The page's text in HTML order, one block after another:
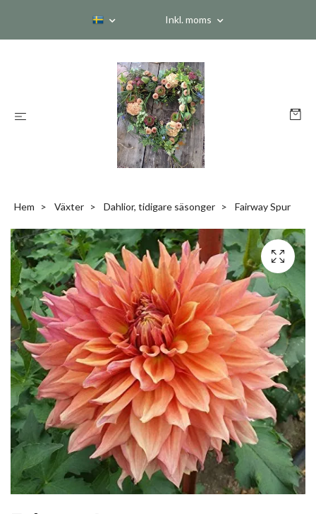
Inkl. moms
Hem Växter Dahlior, tidigare säsonger Fairway Spur